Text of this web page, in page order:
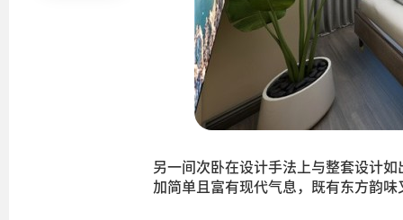
另一间次卧在设计手法上与整套设计
加简单且富有现代气息，既有东方韵味